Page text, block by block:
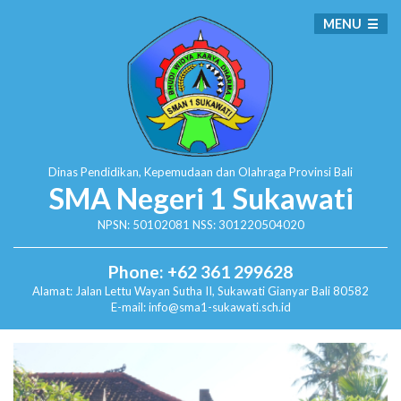
Dinas Pendidikan, Kepemudaan dan Olahraga Provinsi Bali
SMA Negeri 1 Sukawati
NPSN: 50102081 NSS: 301220504020
Phone: +62 361 299628
Alamat: Jalan Lettu Wayan Sutha II, SukawatiGianyar Bali 80582
E-mail: info@sma1-sukawati.sch.id
MENU